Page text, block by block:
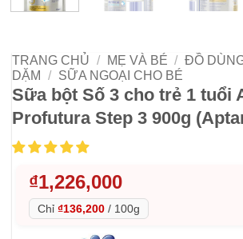
TRANG CHỦ / MẸ VÀ BÉ / ĐỒ
DẶM
/ SỮA NGOẠI CHO BÉ
Sữa bột Số 3 cho trẻ 1 tuổi
Profutura Step 3 900g
₫1,226,000
Chỉ ₫136,200 / 100g